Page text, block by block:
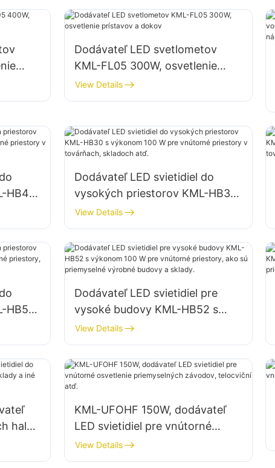
Dodávateľ LED svetlometov
KML-FL05 300W, osvetlenie
prístavov a dokov
View Details
HB40
Dodávateľ LED svietidiel do
vysokých priestorov KML-HB30
s výkonom 100 W pre vnútorné
priestory v továrňach, skladoch
atď.
View Details
HB50
Dodávateľ LED svietidiel pre
vysoké budovy KML-HB52 s
výkonom 100 W pre vnútorné
priestory, ako sú priemyselné
výrobné budovy a sklady.
View Details
hal
KML-UFOHF 150W, dodávateľ
LED svietidiel pre vnútorné
osvetlenie priemyselných
závodov, telocviční atď.
View Details